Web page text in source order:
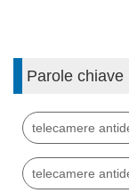
Parole chiave
telecamere
telecamere